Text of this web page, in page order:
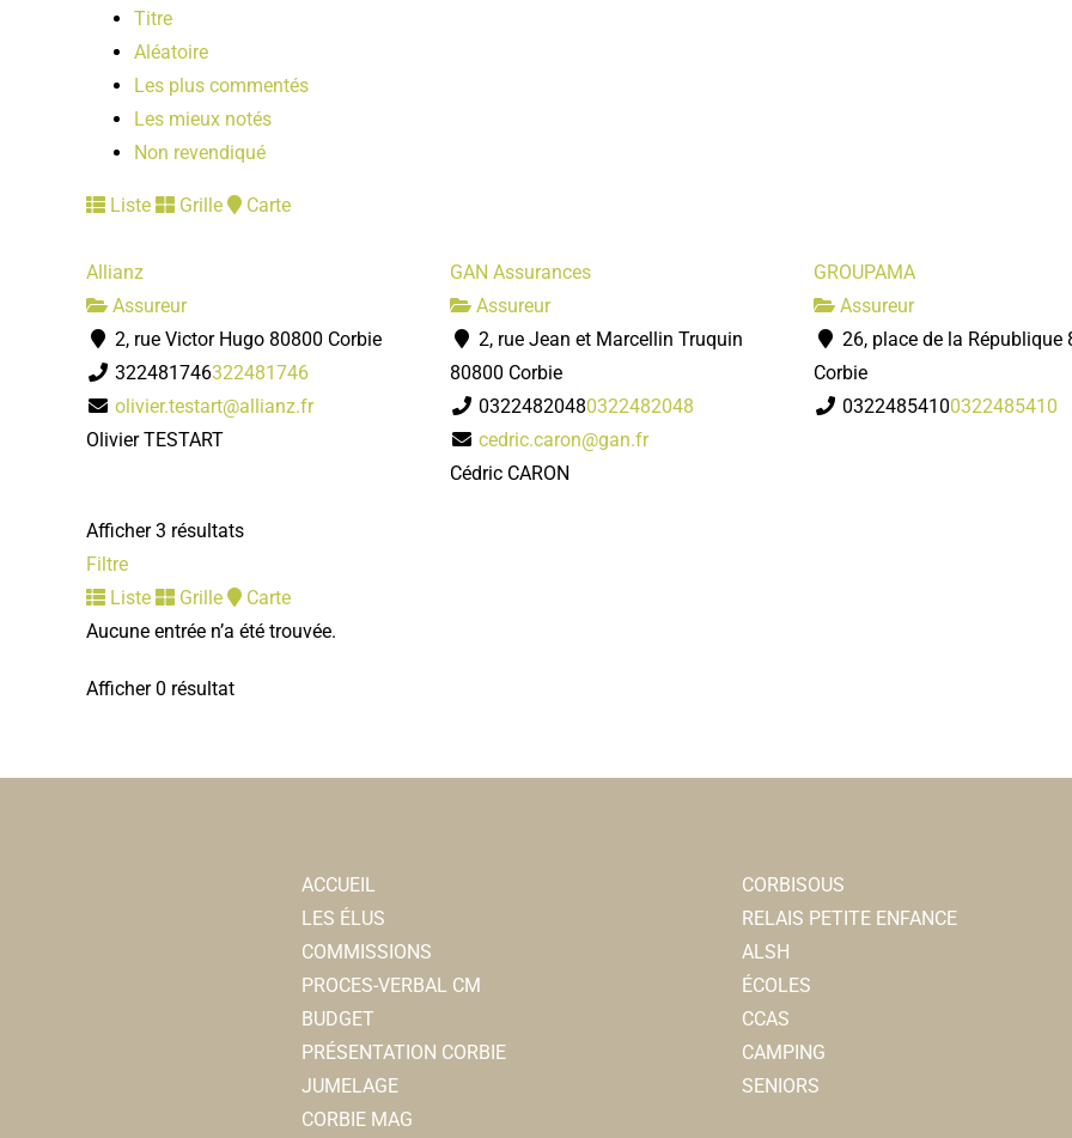
Titre
Aléatoire
Les plus commentés
Les mieux notés
Non revendiqué
Liste Grille Carte
Allianz
Assureur
2, rue Victor Hugo 80800 Corbie
322481746322481746
olivier.testart@allianz.fr
Olivier TESTART
GAN Assurances
Assureur
2, rue Jean et Marcellin Truquin
80800 Corbie
03224820480322482048
cedric.caron@gan.fr
Cédric CARON
GROUPAMA
Assureur
26, place de la République
Corbie
03224854100322485410
Afficher 3 résultats
Filtre
Liste
Grille
Carte
Aucune entrée n’a été trouvée.
Afficher 0 résultat
ACCUEIL
LES ÉLUS
COMMISSIONS
PROCES-VERBAL CM
BUDGET
PRÉSENTATION CORBIE
JUMELAGE
CORBIE MAG
CORBISOUS
RELAIS PETITE ENFANCE
ALSH
ÉCOLES
CCAS
CAMPING
SENIORS